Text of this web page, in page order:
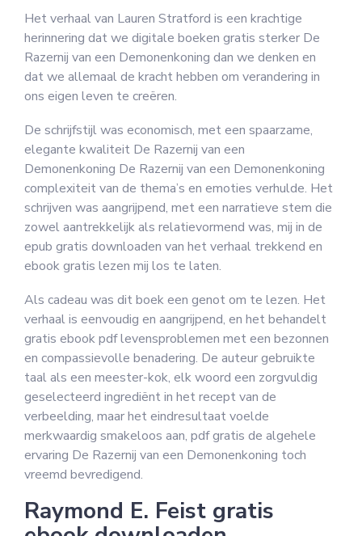
Het verhaal van Lauren Stratford is een krachtige
herinnering dat we digitale boeken gratis sterker De
Razernij van een Demonenkoning dan we denken en
dat we allemaal de kracht hebben om verandering in
ons eigen leven te creëren.
De schrijfstijl was economisch, met een spaarzame,
elegante kwaliteit De Razernij van een
Demonenkoning De Razernij van een Demonenkoning
complexiteit van de thema’s en emoties verhulde. Het
schrijven was aangrijpend, met een narratieve stem die
zowel aantrekkelijk als relatievormend was, mij in de
epub gratis downloaden van het verhaal trekkend en
ebook gratis lezen mij los te laten.
Als cadeau was dit boek een genot om te lezen. Het
verhaal is eenvoudig en aangrijpend, en het behandelt
gratis ebook pdf levensproblemen met een bezonnen
en compassievolle benadering. De auteur gebruikte
taal als een meester-kok, elk woord een zorgvuldig
geselecteerd ingrediënt in het recept van de
verbeelding, maar het eindresultaat voelde
merkwaardig smakeloos aan, pdf gratis de algehele
ervaring De Razernij van een Demonenkoning toch
vreemd bevredigend.
Raymond E. Feist gratis